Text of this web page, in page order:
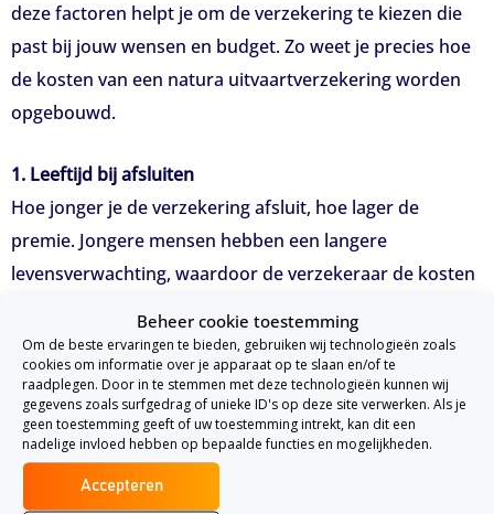
Beheer cookie toestemming
Om de beste ervaringen te bieden, gebruiken wij technologieën zoals
cookies om informatie over je apparaat op te slaan en/of te
raadplegen. Door in te stemmen met deze technologieën kunnen wij
gegevens zoals surfgedrag of unieke ID's op deze site verwerken. Als je
geen toestemming geeft of uw toestemming intrekt, kan dit een
nadelige invloed hebben op bepaalde functies en mogelijkheden.
Accepteren
deze factoren helpt je om de verzekering te kiezen die
past bij jouw wensen en budget. Zo weet je precies hoe
de kosten van een natura uitvaartverzekering worden
opgebouwd.
1. Leeftijd bij afsluiten
Hoe jonger je de verzekering afsluit, hoe lager de
premie. Jongere mensen hebben een langere
levensverwachting, waardoor de verzekeraar de kosten
2. Gewenste dekking en diensten
Een basisverzekering (bijvoorbeeld kist, rouwvervoer en
crematie of begrafenis) heeft een lagere premie dan een
uitgebreide verzekering met extra diensten zoals
bloemen of catering.